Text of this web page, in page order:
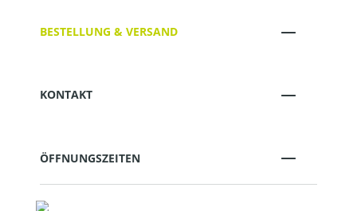
BESTELLUNG & VERSAND
KONTAKT
ÖFFNUNGSZEITEN